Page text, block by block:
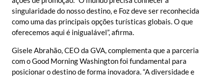
singularidade do nosso destino, e Foz deve ser reconhecida
como uma das principais opções turísticas globais. O que
oferecemos aqui é inigualável”, afirma.
Gisele Abrahão, CEO da GVA, complementa que a parceria
com o Good Morning Washington foi fundamental para
posicionar o destino de forma inovadora. “A diversidade e